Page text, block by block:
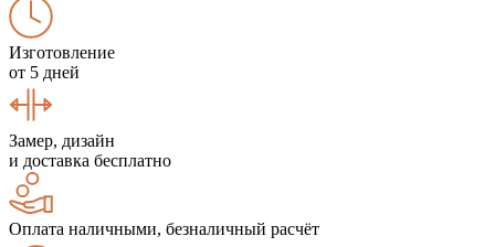
Изготовление
от 5 дней
Замер, дизайн
и доставка бесплатно
Оплата наличными, безналичный расчёт